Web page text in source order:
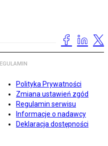
Polityka Prywatności
Zmiana ustawień zgód
Regulamin serwisu
Informacje o nadawcy
Deklaracja dostępności